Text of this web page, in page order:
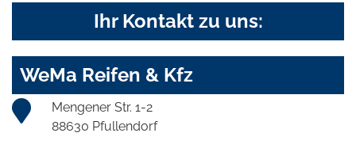
Ihr Kontakt zu uns:
WeMa Reifen & Kfz
Mengener Str. 1-2
88630 Pfullendorf